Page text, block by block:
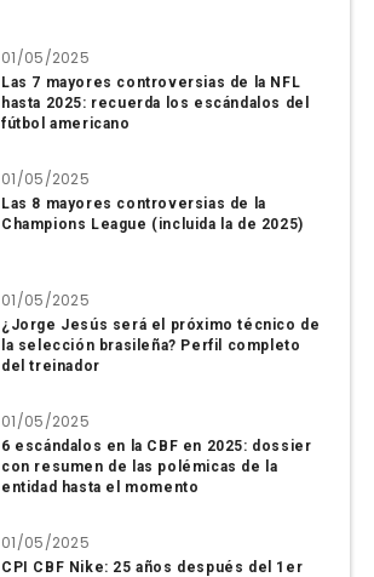
01/05/2025
Las 7 mayores controversias de la NFL
hasta 2025: recuerda los escándalos del
fútbol americano
01/05/2025
Las 8 mayores controversias de la
Champions League (incluida la de 2025)
01/05/2025
¿Jorge Jesús será el próximo técnico de
la selección brasileña? Perfil completo
del treinador
01/05/2025
6 escándalos en la CBF en 2025: dossier
con resumen de las polémicas de la
entidad hasta el momento
01/05/2025
CPI CBF Nike: 25 años después del 1er